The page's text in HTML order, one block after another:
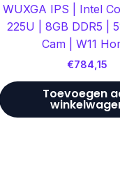
WUXGA IPS | Intel
225U | 8GB DDR5 |
Cam | W11
€784,15
Toevoegen